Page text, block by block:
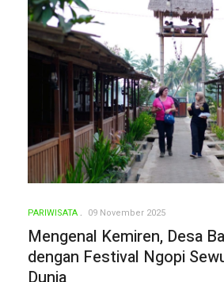
PARIWISATA 09 November 2025
Mengenal Kemiren, Desa
dengan Festival Ngopi